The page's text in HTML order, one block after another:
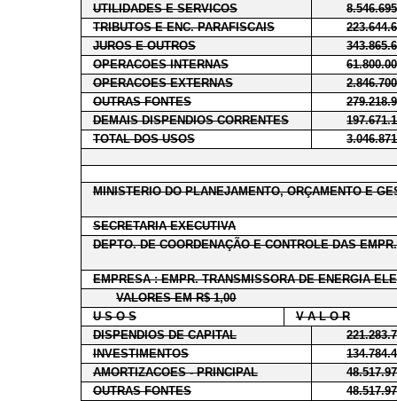
UTILIDADES E SERVICOS
8.546.695
TRIBUTOS E ENC. PARAFISCAIS
JUROS E OUTROS
OPERACOES INTERNAS
OPERACOES EXTERNAS
2.846.700
OUTRAS FONTES
DEMAIS DISPENDIOS CORRENTES
TOTAL DOS USOS
MINISTERIO DO PLANEJAMENTO, ORÇAMENTO E
SECRETARIA EXECUTIVA
DEPTO. DE COORDENAÇÃO E CONTROLE DAS
EMPRESA : EMPR. TRANSMISSORA DE ENERGIA
VALORES EM R$ 1,00
U S O S
V A L O R
DISPENDIOS DE CAPITAL
INVESTIMENTOS
AMORTIZACOES - PRINCIPAL
OUTRAS FONTES